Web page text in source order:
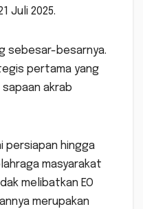
Juli 2025.
sebesar-besarnya.
pertama yang
akrab
persiapan hingga
masyarakat
melibatkan EO
merupakan